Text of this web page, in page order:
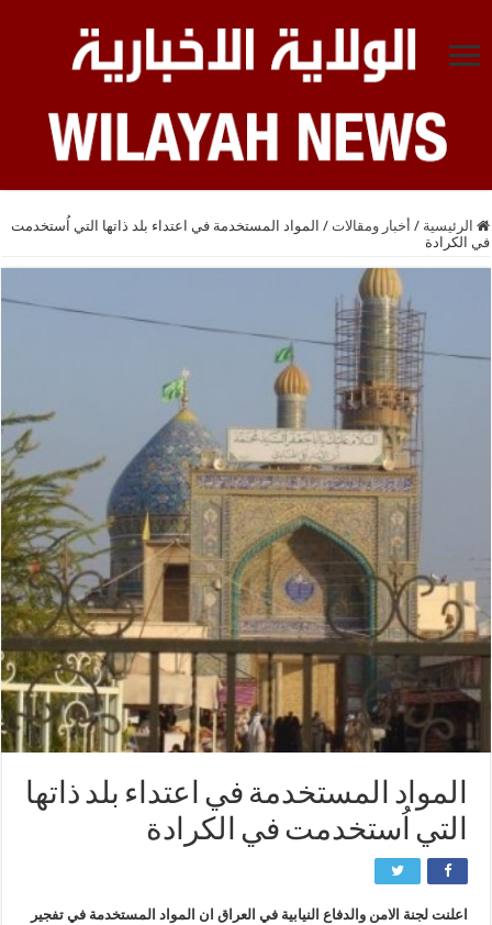
الرئيسية / أخبار ومقالات / المواد المستخدمة في اعتداء بلد ذاتها التي اُستخدمت
في الكرادة
المواد المستخدمة في اعتداء بلد ذاتها
التي اُستخدمت في الكرادة
اعلنت لجنة الامن والدفاع النيابية في العراق ان المواد المستخدمة في تفجير